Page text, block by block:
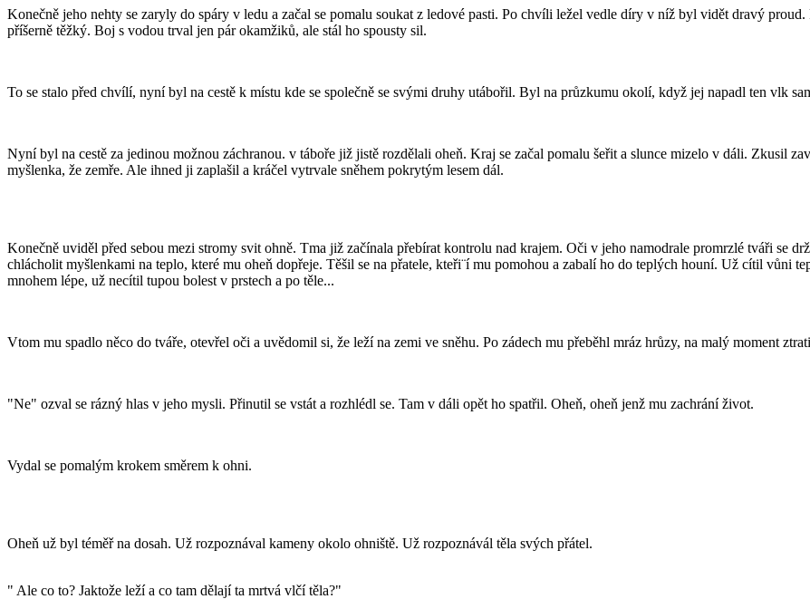
Konečně jeho nehty se zaryly do spáry v ledu a začal se pomalu soukat z ledové pasti. Po chvíli ležel vedle díry v níž byl vidět dravý
příšerně těžký. Boj s vodou trval jen pár okamžiků, ale stál ho spousty sil.
To se stalo před chvílí, nyní byl na cestě k místu kde se společně se svými druhy utábořil. Byl na průzkumu okolí, když jej napadl ten vlk
Nyní byl na cestě za jedinou možnou záchranou. v táboře již jistě rozdělali oheň. Kraj se začal pomalu šeřit a slunce mizelo v dáli. Zkusil
myšlenka, že zemře. Ale ihned ji zaplašil a kráčel vytrvale sněhem pokrytým lesem dál.
Konečně uviděl před sebou mezi stromy svit ohně. Tma již začínala přebírat kontrolu nad krajem. Oči v jeho namodrale promrzlé tváři se
chlácholit myšlenkami na teplo, které mu oheň dopřeje. Těšil se na přatele, kteři¨í mu pomohou a zabalí ho do teplých houní. Už cítil vůni
mnohem lépe, už necítil tupou bolest v prstech a po těle...
Vtom mu spadlo něco do tváře, otevřel oči a uvědomil si, že leží na zemi ve sněhu. Po zádech mu přeběhl mráz hrůzy, na malý moment
"Ne" ozval se rázný hlas v jeho mysli. Přinutil se vstát a rozhlédl se. Tam v dáli opět ho spatřil. Oheň, oheň jenž mu zachrání život.
Vydal se pomalým krokem směrem k ohni.
Oheň už byl téměř na dosah. Už rozpoznával kameny okolo ohniště. Už rozpoznávál těla svých přátel.
" Ale co to? Jaktože leží a co tam dělají ta mrtvá vlčí těla?"